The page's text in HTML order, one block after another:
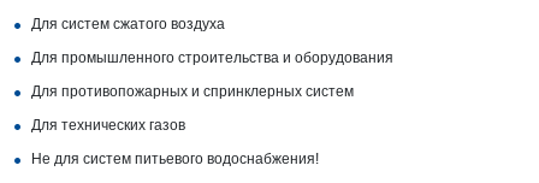
Для систем сжатого воздуха
Для промышленного строительства и оборудования
Для противопожарных и спринклерных систем
Для технических газов
Не для систем питьевого водоснабжения!